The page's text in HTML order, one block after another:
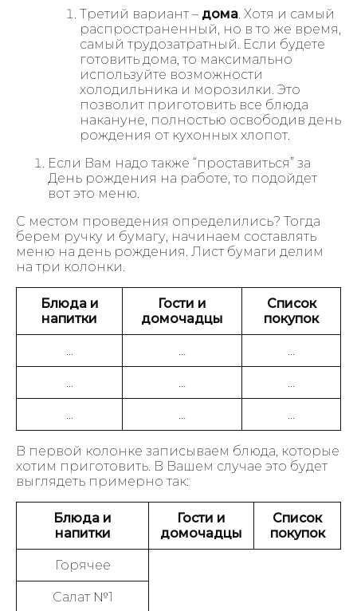
Третий вариант – дома . Хотя и самый
распространенный, но в то же время,
самый трудозатратный. Если будете
готовить дома, то максимально
используйте возможности
холодильника и морозилки. Это
позволит приготовить все блюда
накануне, полностью освободив день
рождения от кухонных хлопот.
Если Вам надо также “проставиться” за
День рождения на работе, то подойдет
вот это меню.
С местом проведения определились? Тогда
берем ручку и бумагу, начинаем составлять
меню на день рождения. Лист бумаги делим
на три колонки.
Блюда и
напитки
Гости и
домочадцы
Список
покупок
В первой колонке записываем блюда, которые
хотим приготовить. В Вашем случае это будет
выглядеть примерно так:
Блюда и
напитки
Гости и
домочадцы
Список
покупок
Горячее
Салат №1